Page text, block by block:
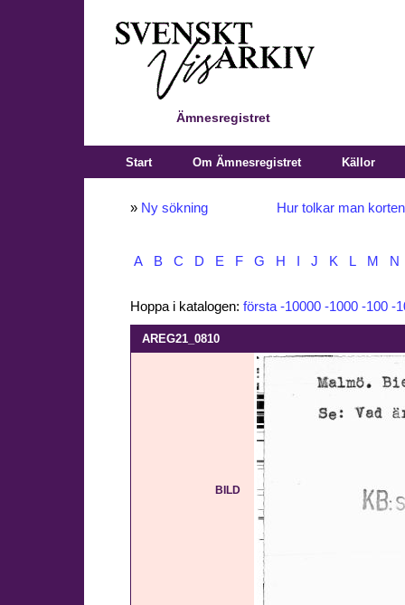
Ämnesregistret
Start Om Ämnesregistret Källor
» Ny sökning Hur tolkar man
A B C D E F G H J K L M N
Hoppa i katalogen: första -10000 -1000 -100 -
AREG21_0810
BILD